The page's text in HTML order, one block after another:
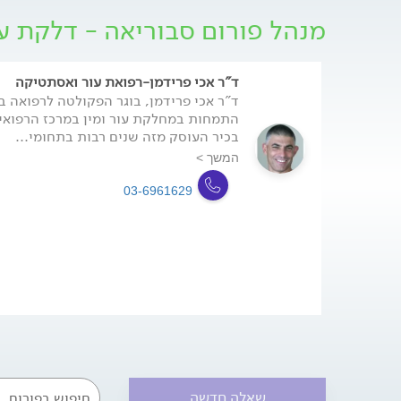
זהה. האיזורים העשירים ביותר בבלוטות חלב הם
החזה, כתפיים וחלקו העליון של הגב. האיזורים
מורחבות בעיקר באיזור שבין הגבות והלחיים,
התייבשות החלב גורמת להיווצרות קראטין.
את הקשקשת שמופיעה בפנים ובקרקפת. דלקת:
את העור נגרמת דלקת. שילוב של הפרשות עם
Dermatitis).
מנהל פורום סבוריאה - דלקת
ד"ר אכי פרידמן-רפואת עור ואסתטיקה
ד"ר אכי פרידמן, בוגר הפקולטה לרפואה
התמחות במחלקת עור ומין במרכז
בכיר העוסק מזה שנים רבות בתחומי...
המשך >
03-6961629